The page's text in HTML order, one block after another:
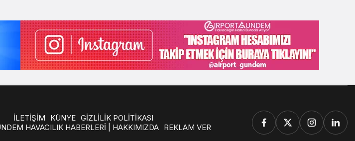
İLETİŞİM KÜNYE GİZLİLİK POLİTİKASI
HAVACILIK HABERLERİ | HAKKIMIZDA
REKLAM VER